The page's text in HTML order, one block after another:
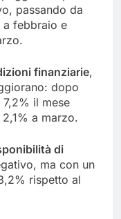
passando da
febbraio e
finanziarie,
dopo
il mese
a marzo.
di
ma con un
rispetto al